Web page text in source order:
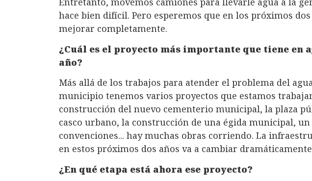
hace bien difícil. Pero esperemos que en los próximos dos
mejorar completamente.
¿Cuál es el proyecto más importante que tiene en
año?
Más allá de los trabajos para atender el problema del
municipio tenemos varios proyectos que estamos
construcción del nuevo cementerio municipal, la plaza
casco urbano, la construcción de una égida municipal,
convenciones... hay muchas obras corriendo. La
en estos próximos dos años va a cambiar
¿En qué etapa está ahora ese proyecto?